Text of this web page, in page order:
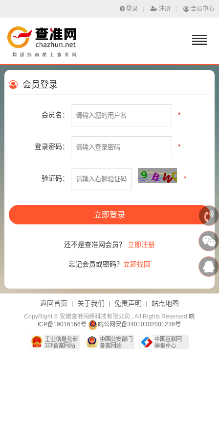
登录 注册 会员中心
会员登录
会员名： *
登录密码： *
验证码： *
立即登录
还不是查准网会员？ 立即注册
忘记会员或密码？ 立即找回
返回首页 | 关于我们 | 免责声明 | 站点地图
CopyRight © 安徽查准网络科技有限公司 , All Rights Reserved 皖
ICP备19016166号
皖公网安备34010302001236号